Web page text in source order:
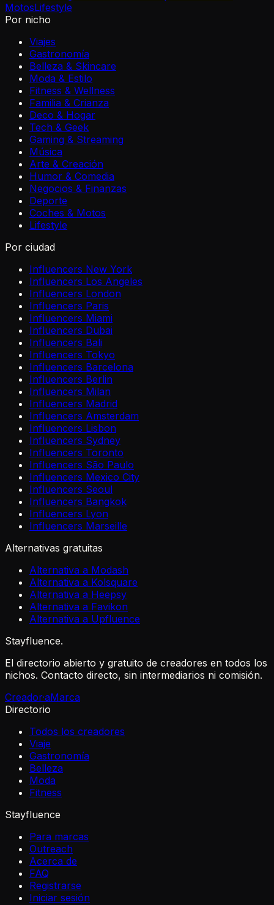
MotosLifestyle
Por nicho
Viajes
Gastronomía
Belleza & Skincare
Moda & Estilo
Fitness & Wellness
Familia & Crianza
Deco & Hogar
Tech & Geek
Gaming & Streaming
Música
Arte & Creación
Humor & Comedia
Negocios & Finanzas
Deporte
Coches & Motos
Lifestyle
Por ciudad
Influencers New York
Influencers Los Angeles
Influencers London
Influencers Paris
Influencers Miami
Influencers Dubai
Influencers Bali
Influencers Tokyo
Influencers Barcelona
Influencers Berlin
Influencers Milan
Influencers Madrid
Influencers Amsterdam
Influencers Lisbon
Influencers Sydney
Influencers Toronto
Influencers São Paulo
Influencers Mexico City
Influencers Seoul
Influencers Bangkok
Influencers Lyon
Influencers Marseille
Alternativas gratuitas
Alternativa a Modash
Alternativa a Kolsquare
Alternativa a Heepsy
Alternativa a Favikon
Alternativa a Upfluence
Stayfluence.
El directorio abierto y gratuito de creadores en todos los
nichos. Contacto directo, sin intermediarios ni comisión.
Creador·aMarca
Directorio
Todos los creadores
Viaje
Gastronomía
Belleza
Moda
Fitness
Stayfluence
Para marcas
Outreach
Acerca de
FAQ
Registrarse
Iniciar sesión